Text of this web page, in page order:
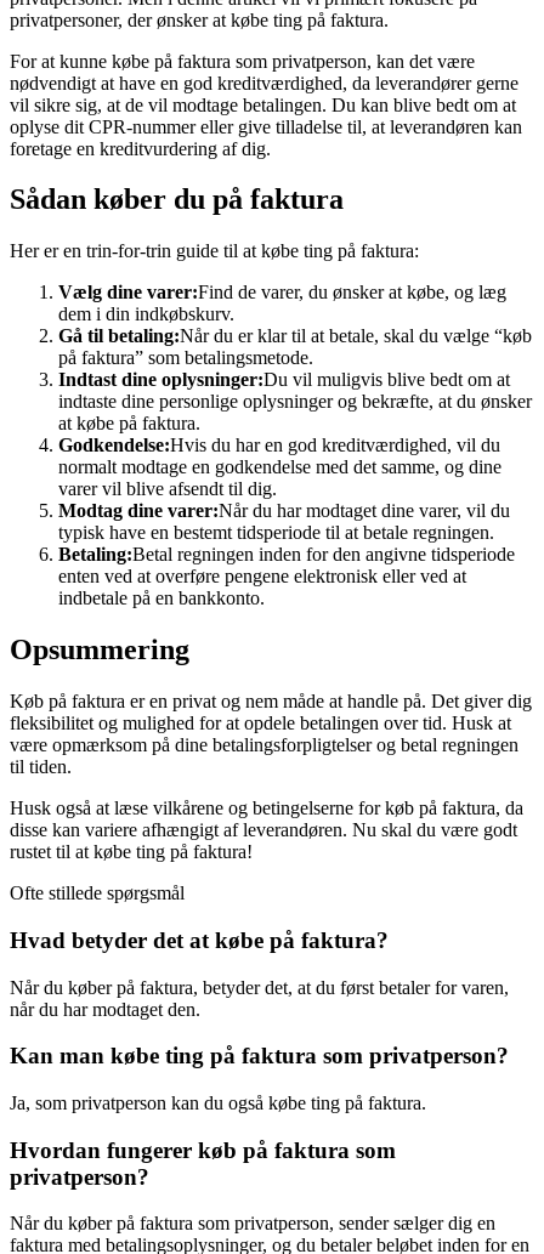
privatpersoner, der ønsker at købe ting på faktura.
For at kunne købe på faktura som privatperson, kan det være
nødvendigt at have en god kreditværdighed, da leverandører gerne
vil sikre sig, at de vil modtage betalingen. Du kan blive bedt om at
oplyse dit CPR-nummer eller give tilladelse til, at leverandøren kan
foretage en kreditvurdering af dig.
Sådan køber du på faktura
Her er en trin-for-trin guide til at købe ting på faktura:
Vælg dine varer:Find de varer, du ønsker at købe, og læg
dem i din indkøbskurv.
Gå til betaling:Når du er klar til at betale, skal du vælge “køb
på faktura” som betalingsmetode.
Indtast dine oplysninger:Du vil muligvis blive bedt om at
indtaste dine personlige oplysninger og bekræfte, at du ønsker
at købe på faktura.
Godkendelse:Hvis du har en god kreditværdighed, vil du
normalt modtage en godkendelse med det samme, og dine
varer vil blive afsendt til dig.
Modtag dine varer:Når du har modtaget dine varer, vil du
typisk have en bestemt tidsperiode til at betale regningen.
Betaling:Betal regningen inden for den angivne tidsperiode
enten ved at overføre pengene elektronisk eller ved at
indbetale på en bankkonto.
Opsummering
Køb på faktura er en privat og nem måde at handle på. Det giver dig
fleksibilitet og mulighed for at opdele betalingen over tid. Husk at
være opmærksom på dine betalingsforpligtelser og betal regningen
til tiden.
Husk også at læse vilkårene og betingelserne for køb på faktura, da
disse kan variere afhængigt af leverandøren. Nu skal du være godt
rustet til at købe ting på faktura!
Ofte stillede spørgsmål
Hvad betyder det at købe på faktura?
Når du køber på faktura, betyder det, at du først betaler for varen,
når du har modtaget den.
Kan man købe ting på faktura som privatperson?
Ja, som privatperson kan du også købe ting på faktura.
Hvordan fungerer køb på faktura som
privatperson?
Når du køber på faktura som privatperson, sender sælger dig en
faktura med betalingsoplysninger, og du betaler beløbet inden for en